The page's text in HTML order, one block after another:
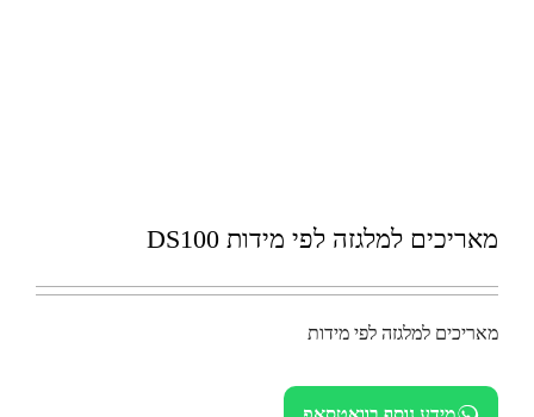
מאריכים למלגזה לפי מידות DS100
מאריכים למלגזה לפי מידות